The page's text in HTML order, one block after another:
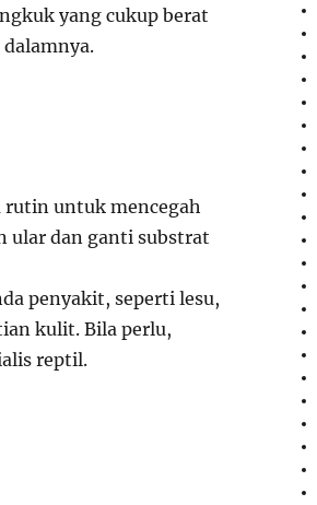
yang cukup berat
rutin untuk mencegah
ular dan ganti substrat
penyakit, seperti lesu,
kulit. Bila perlu,
reptil.